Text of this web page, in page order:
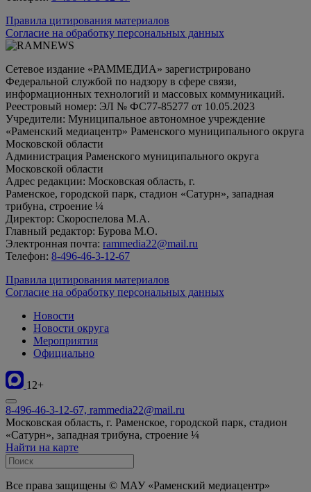
Правила цитирования материалов
Согласие на обработку персональных данных
Сетевое издание «РАММЕДИА» зарегистрировано
Федеральной службой по надзору в сфере связи,
информационных технологий и массовых коммуникаций.
Реестровый номер: ЭЛ № ФС77-85277 от 10.05.2023
Учредители: Муниципальное автономное учреждение
«Раменский медиацентр» Раменского муниципального округа
Московской области
Администрация Раменского муниципального округа
Московской области
Адрес редакции: Московская область, г.
Раменское, городской парк, стадион «Сатурн», западная
трибуна, строение ¼
Директор: Скороспелова М.А.
Главный редактор: Бурова М.О.
Электронная почта: rammedia22@mail.ru
Телефон: 8-496-46-3-12-67
Правила цитирования материалов
Согласие на обработку персональных данных
Новости
Новости округа
Мероприятия
Официально
12+
8-496-46-3-12-67, rammedia22@mail.ru
Московская область, г. Раменское, городской парк, стадион
«Сатурн», западная трибуна, строение ¼
Найти на карте
Все права защищены © МАУ «Раменский медиацентр»